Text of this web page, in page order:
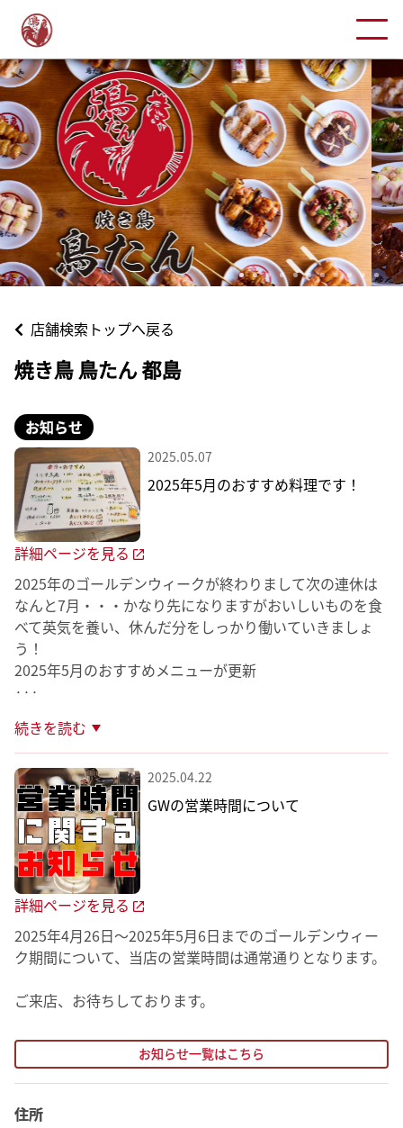
店舗検索トップへ戻る
焼き鳥 鳥たん 都島
お知らせ
2025.05.07
2025年5月のおすすめ料理です！
詳細ページを見る
2025年のゴールデンウィークが終わりまして次の連休は
なんと7月・・・かなり先になりますがおいしいものを食
べて英気を養い、休んだ分をしっかり働いていきましょ
う！
···
続きを読む
2025.04.22
GWの営業時間について
詳細ページを見る
2025年4月26日～2025年5月6日までのゴールデンウィー
ク期間について、当店の営業時間は通常通りとなります。
お知らせ一覧はこちら
住所